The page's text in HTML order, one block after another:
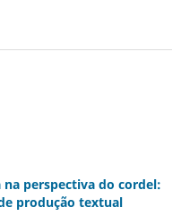
na perspectiva do cordel:
produção textual